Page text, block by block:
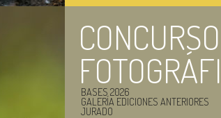
CONCURSO
BASES 2026
GALERÍA EDICIONES ANTERIORES
JURADO